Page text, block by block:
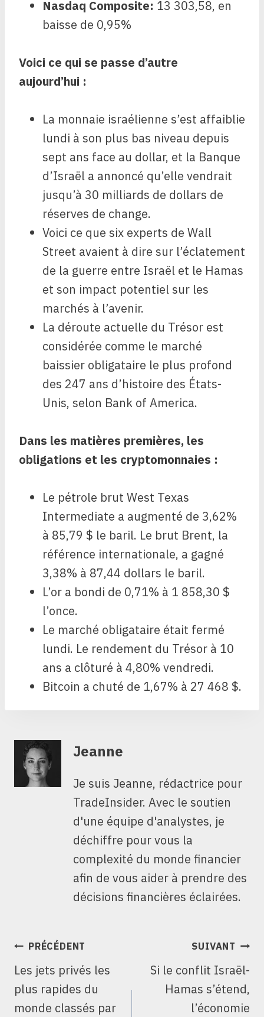
Nasdaq Composite: 13 303,58, en
baisse de 0,95%
Voici ce qui se passe d’autre
aujourd’hui :
La monnaie israélienne s’est affaiblie
lundi à son plus bas niveau depuis
sept ans face au dollar, et la Banque
d’Israël a annoncé qu’elle vendrait
jusqu’à 30 milliards de dollars de
réserves de change.
Voici ce que six experts de Wall
Street avaient à dire sur l’éclatement
de la guerre entre Israël et le Hamas
et son impact potentiel sur les
marchés à l’avenir.
La déroute actuelle du Trésor est
considérée comme le marché
baissier obligataire le plus profond
des 247 ans d’histoire des États-
Unis, selon Bank of America.
Dans les matières premières, les
obligations et les cryptomonnaies :
Le pétrole brut West Texas
Intermediate a augmenté de 3,62%
à 85,79 $ le baril. Le brut Brent, la
référence internationale, a gagné
3,38% à 87,44 dollars le baril.
L’or a bondi de 0,71% à 1 858,30 $
l’once.
Le marché obligataire était fermé
lundi. Le rendement du Trésor à 10
ans a clôturé à 4,80% vendredi.
Bitcoin a chuté de 1,67% à 27 468 $.
Jeanne
Je suis Jeanne, rédactrice pour
TradeInsider. Avec le soutien
d'une équipe d'analystes, je
déchiffre pour vous la
complexité du monde financier
afin de vous aider à prendre des
décisions financières éclairées.
NAVIGATION
L’ARTICLE
PRÉCÉDENT
Les jets privés les
plus rapides du
monde classés par
SUIVANT
Si le conflit Israël-
Hamas s’étend,
l’économie